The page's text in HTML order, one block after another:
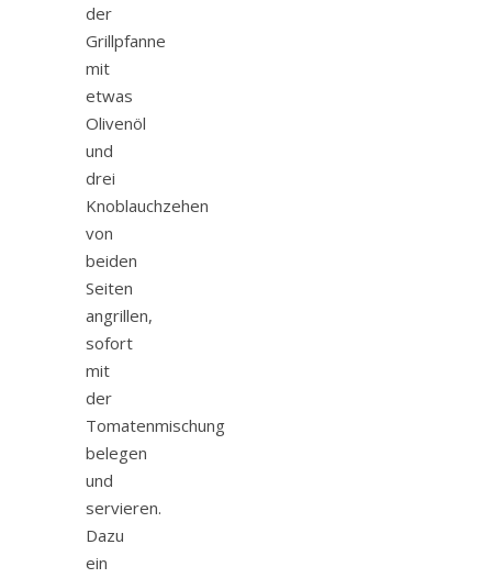
der
Grillpfanne
mit
etwas
Olivenöl
und
drei
Knoblauchzehen
von
beiden
Seiten
angrillen,
sofort
mit
der
Tomatenmischung
belegen
und
servieren.
Dazu
ein